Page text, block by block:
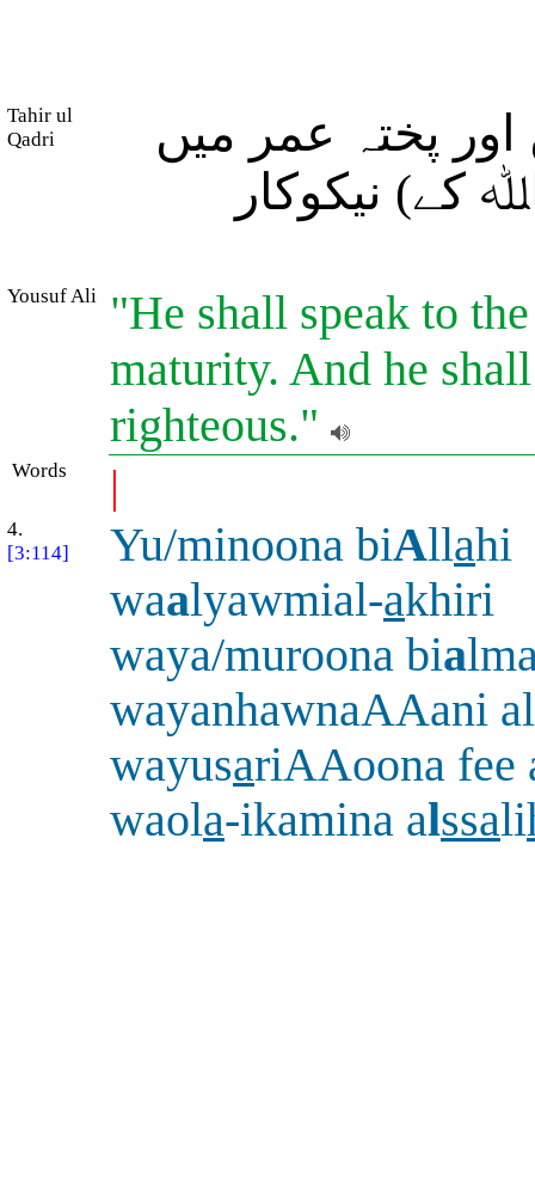
Tahir ul
Qadri
پختہ عمر میں
کے) نیکوکار
Yousuf Ali
"He shall speak to
maturity. And he
righteous."
Words |
4.
[3:114]
Yu/minoona biAllahi
waalyawmial-akhiri
waya/muroona bia
wayanhawnaAAani
wayusariAAoona fee
waola-ikamina alssali